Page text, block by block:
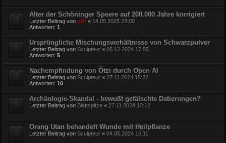
Alter der Schöninger Speere auf 200.000 Jahre korrigiert
Letzter Beitrag von ulfr « 14.05.2025 23:00
Antworten: 1
Ursprüngliche Mischungsverhältnisse von Schwarzpulver
Letzter Beitrag von Sculpteur « 06.12.2024 17:55
Antworten: 5
Nachempfindung von Ötzi durch Open AI
Letzter Beitrag von Sculpteur « 27.11.2024 15:22
Antworten: 10
Archäologie-Skandal - bewußt gefälschte Datierungen?
Letzter Beitrag von Blattspitze « 27.11.2024 13:12
Orang Utan behandelt Wunde mit Heilpflanze
Letzter Beitrag von Sculpteur « 04.05.2024 16:11